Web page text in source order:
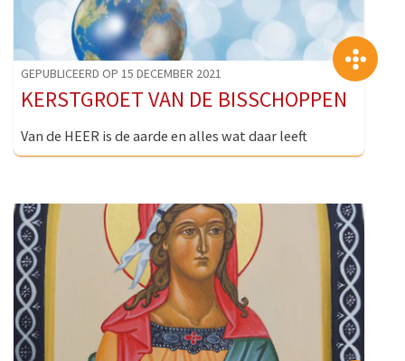
GEPUBLICEERD OP 15 DECEMBER 2021
KERSTGROET VAN DE BISSCHOPPEN
Van de HEER is de aarde en alles wat daar leeft